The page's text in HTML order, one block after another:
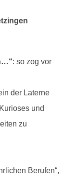
: so zog vor
der Laterne
Kurioses und
zu
Berufen“,